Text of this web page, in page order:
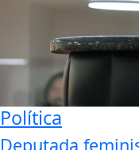
Política
Deputada